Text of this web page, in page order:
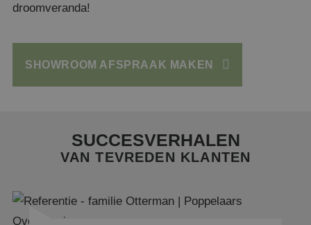
droomveranda!
SHOWROOM AFSPRAAK MAKEN
SUCCESVERHALEN
VAN TEVREDEN KLANTEN
_GRECAPTCHA
Google LLC
CookieScriptConsent
CookieScript
www.poppelaarsoverkappingen.nl